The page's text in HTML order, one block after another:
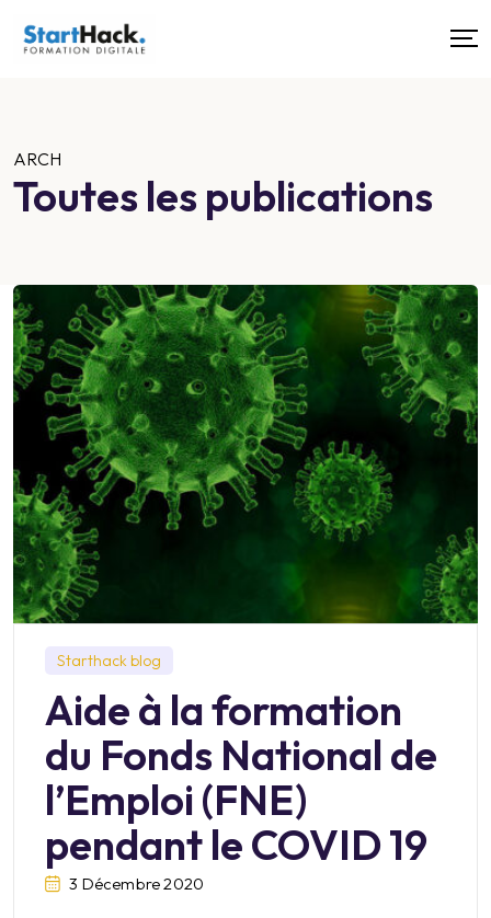
ARCH
Toutes les publications
Starthack blog
Aide à la formation
du Fonds National de
l’Emploi (FNE)
pendant le COVID 19
3 Décembre 2020